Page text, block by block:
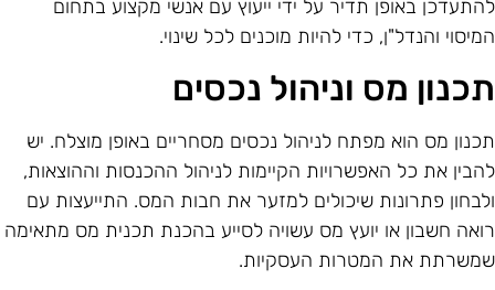
באופן תדיר על ידי ייעוץ עם אנשי מקצוע בתחום
והנדל"ן, כדי להיות מוכנים לכל שינוי.
מס וניהול נכסים
מס הוא מפתח לניהול נכסים מסחריים באופן מוצלח. יש
את כל האפשרויות הקיימות לניהול ההכנסות וההוצאות,
פתרונות שיכולים למזער את חבות המס. התייעצות עם
חשבון או יועץ מס עשויה לסייע בהכנת תכנית מס מתאימה
את המטרות העסקיות.